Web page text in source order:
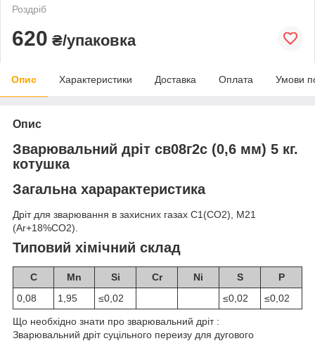
Роздріб
620 ₴/упаковка
Опис Характеристики Доставка Оплата Умови
Опис
Зварювальний дріт св08г2с (0,6 мм) 5 кг.
котушка
Загальна харарактеристика
Дріт для зварювання в захисних газах C1(CO2), M21
(Ar+18%CO2).
Типовий хімічний склад
C Mn Si Cr Ni S
P
0,08
1,95 ≤0,02 ≤0,02 ≤0,02
Що необхідно знати про зварювальний дріт :
Зварювальний дріт суцільного переизу для дугового